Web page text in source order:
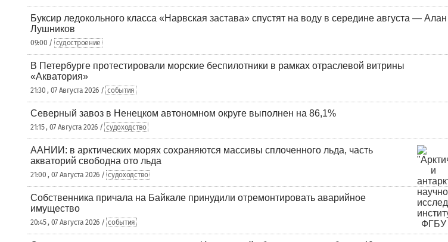
Буксир ледокольного класса «Нарвская застава» спустят на воду в середине августа — Алан
Лушников
09:00 / судостроение
В Петербурге протестировали морские беспилотники в рамках отраслевой витрины
«Акватория»
21:30 , 07 Августа 2026 / события
Северный завоз в Ненецком автономном округе выполнен на 86,1%
21:15 , 07 Августа 2026 / судоходство
ААНИИ: в арктических морях сохраняются массивы сплоченного льда, часть
акваторий свободна ото льда
21:00 , 07 Августа 2026 / судоходство
Собственника причала на Байкале принудили отремонтировать аварийное
имущество
20:45 , 07 Августа 2026 / события